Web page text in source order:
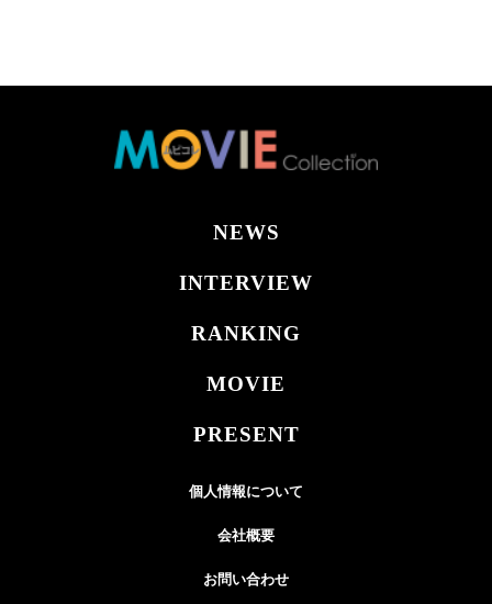
NEWS
INTERVIEW
RANKING
MOVIE
PRESENT
個人情報について
会社概要
お問い合わせ